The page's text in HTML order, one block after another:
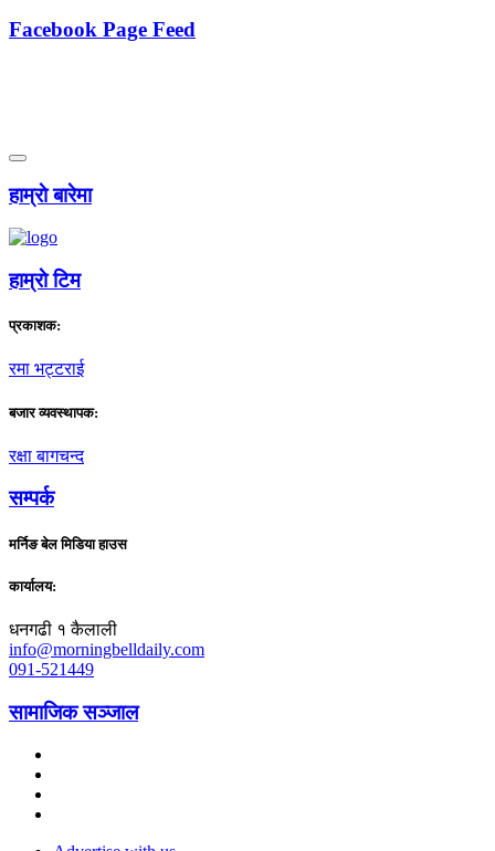
Facebook Page Feed
हाम्राे बारेमा
हाम्राे टिम
प्रकाशक:
रमा भट्टराई
बजार व्यवस्थापक:
रक्षा बागचन्द
सम्पर्क
मर्निङ बेल मिडिया हाउस
कार्यालय:
धनगढी १ कैलाली
info@morningbelldaily.com
091-521449
सामाजिक सञ्जाल